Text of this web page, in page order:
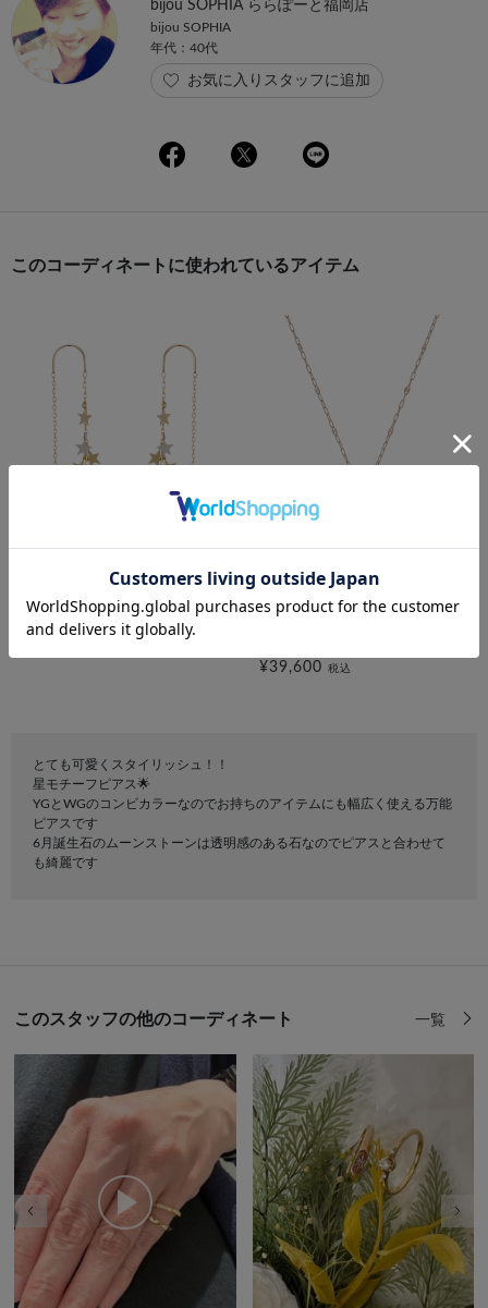
bijou SOPHIA ららぽーと福岡店
bijou SOPHIA
年代：40代
お気に入りスタッフに追加
このコーディネートに使われているアイテム
festaria bijou SOPHIA
K10YG/WG ピアス
festaria VOYAGE
K10PG ブルームーンストーン
¥39,600 税込
とても可愛くスタイリッシュ！！
星モチーフピアス🌟
YGとWGのコンビカラーなのでお持ちのアイテムにも幅広く使える万能
ピアスです
6月誕生石のムーンストーンは透明感のある石なのでピアスと合わせて
も綺麗です
このスタッフの他のコーディネート 一覧
前の画像